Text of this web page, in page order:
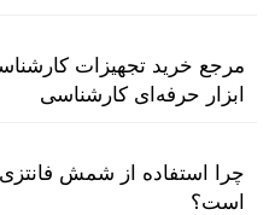
مرجع خرید تجهیزات
ابزار حرفه‌ای کارشناسی
چرا استفاده از شمش فانتزی
است؟